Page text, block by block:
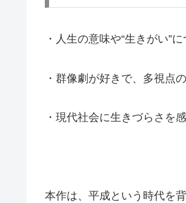
・人生の意味や“生きがい”
・群像劇が好きで、多視点
・現代社会に生きづらさを
本作は、平成という時代を